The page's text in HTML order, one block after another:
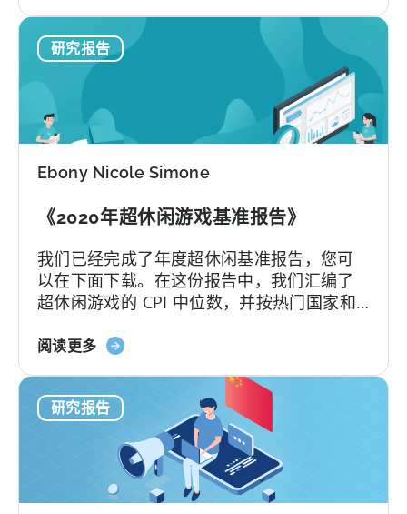
年
闲
游
戏
广
告
投
放
的
十
大
广
告
网
络
研究报告
Ebony Nicole Simone
《2020年超休闲游戏基准报告》
我们已经完成了年度超休闲基准报告，您可
以在下面下载。在这份报告中，我们汇编了
超休闲游戏的 CPI 中位数，并按热门国家和
国家的 iOS 平台 CPI 最低，为 $0.16。2019
阅读更多关
年
游
研究报告